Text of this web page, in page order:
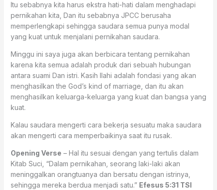
Itu sebabnya kita harus ekstra hati-hati dalam menghadapi
pernikahan kita, Dan itu sebabnya JPCC berusaha
memperlengkapi sehingga saudara semua punya modal
yang kuat untuk menjalani pernikahan saudara.
Minggu ini saya juga akan berbicara tentang pernikahan
karena kita semua adalah produk dari sebuah hubungan
antara suami Dan istri. Kasih Ilahi adalah fondasi yang akan
menghasilkan the God’s kind of marriage, dan itu akan
menghasilkan keluarga-keluarga yang kuat dan bangsa yang
kuat.
Kalau saudara mengerti cara bekerja sesuatu maka saudara
akan mengerti cara memperbaikinya saat itu rusak.
Opening Verse – Hal itu sesuai dengan yang tertulis dalam
Kitab Suci, “Dalam pernikahan, seorang laki-laki akan
meninggalkan orangtuanya dan bersatu dengan istrinya,
sehingga mereka berdua menjadi satu.” Efesus 5:31 TSI